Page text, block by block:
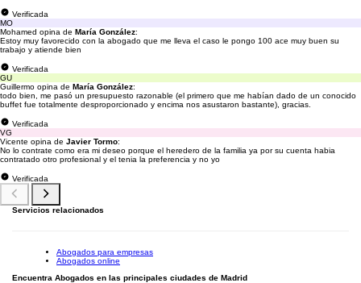
Verificada
MO
Mohamed opina de María González:
Estoy muy favorecido con la abogado que me lleva el caso le pongo 100 ace muy buen su
trabajo y atiende bien
Verificada
GU
Guillermo opina de María González:
todo bien, me pasó un presupuesto razonable (el primero que me habían dado de un conocido
buffet fue totalmente desproporcionado y encima nos asustaron bastante), gracias.
Verificada
VG
Vicente opina de Javier Tormo:
No lo contrate como era mi deseo porque el heredero de la familia ya por su cuenta habia
contratado otro profesional y el tenia la preferencia y no yo
Verificada
Servicios relacionados
Abogados para empresas
Abogados online
Encuentra Abogados en las principales ciudades de Madrid